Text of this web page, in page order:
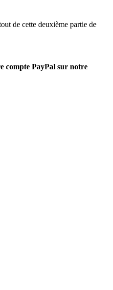
de cette deuxième partie de
compte PayPal sur notre